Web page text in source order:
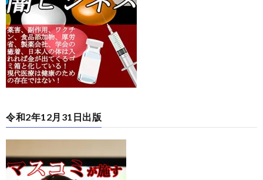
令和2年12月31日出版